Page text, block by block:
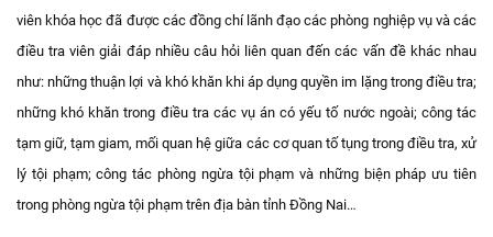
viên khóa học đã được các đồng chí lãnh đạo các phòng nghiệp vụ và các
điều tra viên giải đáp nhiều câu hỏi liên quan đến các vấn đề khác nhau
như: những thuận lợi và khó khăn khi áp dụng quyền im lặng trong điều tra;
những khó khăn trong điều tra các vụ án có yếu tố nước ngoài; công tác
tạm giữ, tạm giam, mối quan hệ giữa các cơ quan tố tụng trong điều tra, xử
lý tội phạm; công tác phòng ngừa tội phạm và những biện pháp ưu tiên
trong phòng ngừa tội phạm trên địa bàn tỉnh Đồng Nai…